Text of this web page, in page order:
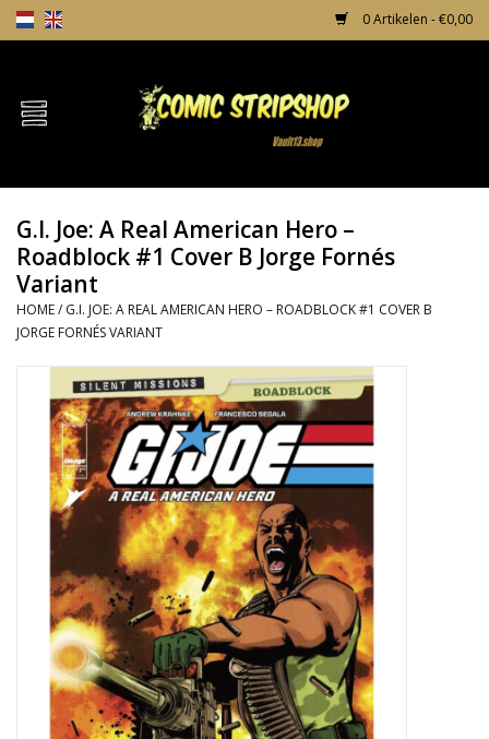
0 Artikelen - €0,00
Home
TPB's
Incentives
News
G.I. Joe: A Real American Hero –
Roadblock #1 Cover B Jorge Fornés
Variant
HOME/ G.I. JOE: A REAL AMERICAN HERO – ROADBLOCK #1 COVER B
JORGE FORNÉS VARIANT